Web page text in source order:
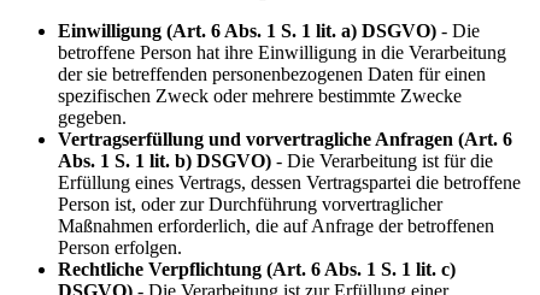
Einwilligung (Art. 6 Abs. 1 S. 1 lit. a) DSGVO) - Die
betroffene Person hat ihre Einwilligung in die Verarbeitung
der sie betreffenden personenbezogenen Daten für einen
spezifischen Zweck oder mehrere bestimmte Zwecke
gegeben.
Vertragserfüllung und vorvertragliche Anfragen (Art. 6
Abs. 1 S. 1 lit. b) DSGVO) - Die Verarbeitung ist für die
Erfüllung eines Vertrags, dessen Vertragspartei die betroffene
Person ist, oder zur Durchführung vorvertraglicher
Maßnahmen erforderlich, die auf Anfrage der betroffenen
Person erfolgen.
Rechtliche Verpflichtung (Art. 6 Abs. 1 S. 1 lit. c)